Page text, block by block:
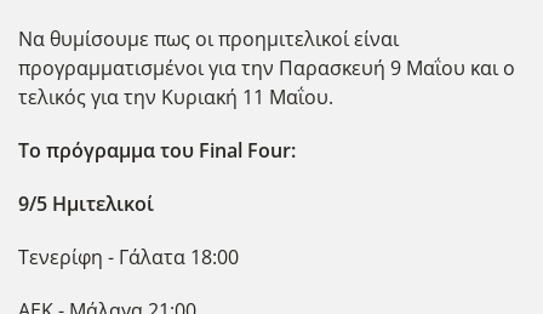
Να θυμίσουμε πως οι προημιτελικοί είναι
προγραμματισμένοι για την Παρασκευή 9 Μαΐου και ο
τελικός για την Κυριακή 11 Μαΐου.
Το πρόγραμμα του Final Four:
9/5 Ημιτελικοί
Τενερίφη - Γάλατα 18:00